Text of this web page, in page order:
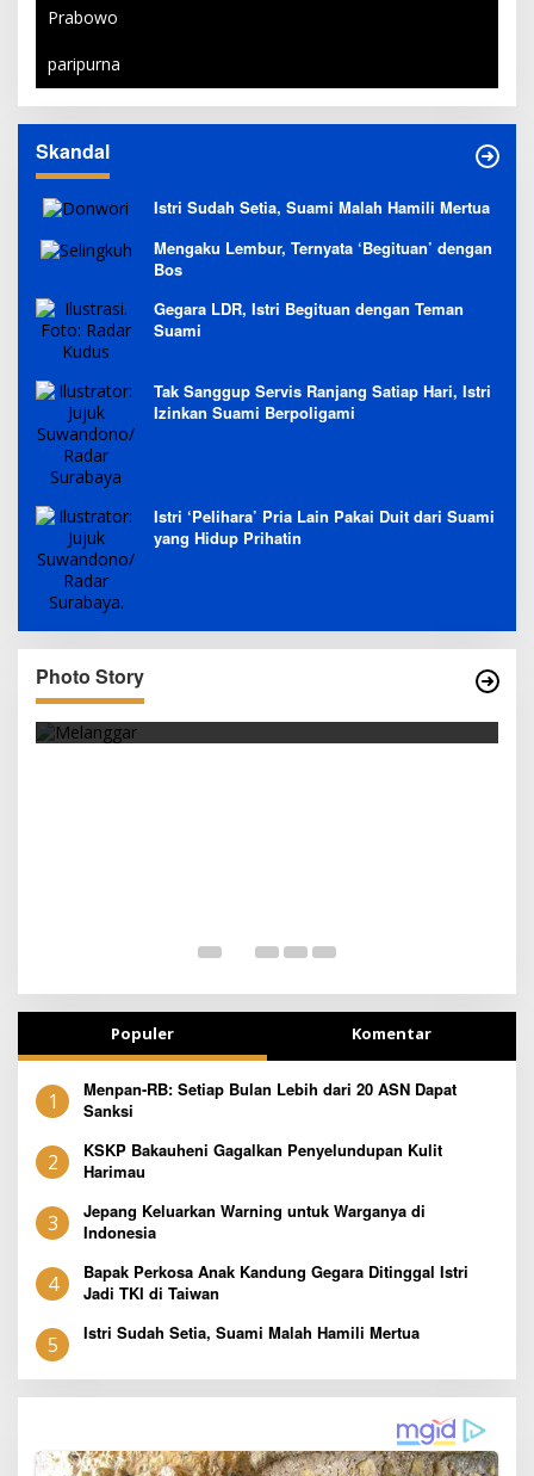
Prabowo
paripurna
Skandal
Istri Sudah Setia, Suami Malah Hamili Mertua
Mengaku Lembur, Ternyata ‘Begituan’ dengan
Bos
Gegara LDR, Istri Begituan dengan Teman
Suami
Tak Sanggup Servis Ranjang Satiap Hari, Istri
Izinkan Suami Berpoligami
Istri ‘Pelihara’ Pria Lain Pakai Duit dari Suami
yang Hidup Prihatin
Photo Story
Populer Komentar
1
Menpan-RB: Setiap Bulan Lebih dari 20 ASN Dapat
Sanksi
2
KSKP Bakauheni Gagalkan Penyelundupan Kulit
Harimau
3
Jepang Keluarkan Warning untuk Warganya di
Indonesia
4
Bapak Perkosa Anak Kandung Gegara Ditinggal Istri
Jadi TKI di Taiwan
5 Istri Sudah Setia, Suami Malah Hamili Mertua